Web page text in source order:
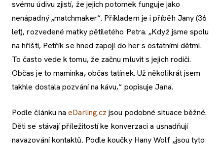
svému údivu zjistí, že jejich potomek funguje jako
nenápadný „matchmaker“. Příkladem je i příběh Jany (36
let), rozvedené matky pětiletého Petra. „Když jsme spolu
na hřišti, Petřík se hned zapojí do her s ostatními dětmi.
To často vede k tomu, že začnu mluvit s jejich rodiči.
Občas je to maminka, občas tatínek. Už několikrát jsem
takhle dostala pozvání na kávu,“ popisuje Jana.
Podle článku naeDarling.cz jsou podobné situace běžné.
Děti se stávají příležitostí ke konverzaci a usnadňují
navazování kontaktů. Podle koučky Hany Wolf „jsou tyto